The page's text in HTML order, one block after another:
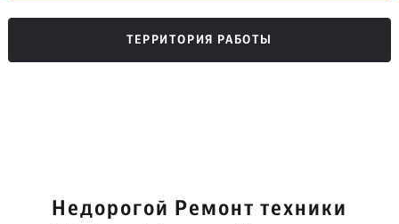
ТЕРРИТОРИЯ РАБОТЫ
Недорогой Ремонт техники